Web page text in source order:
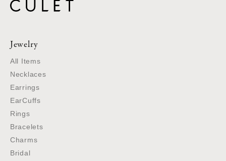
Jewelry
All Items
Necklaces
Earrings
EarCuffs
Rings
Bracelets
Charms
Bridal